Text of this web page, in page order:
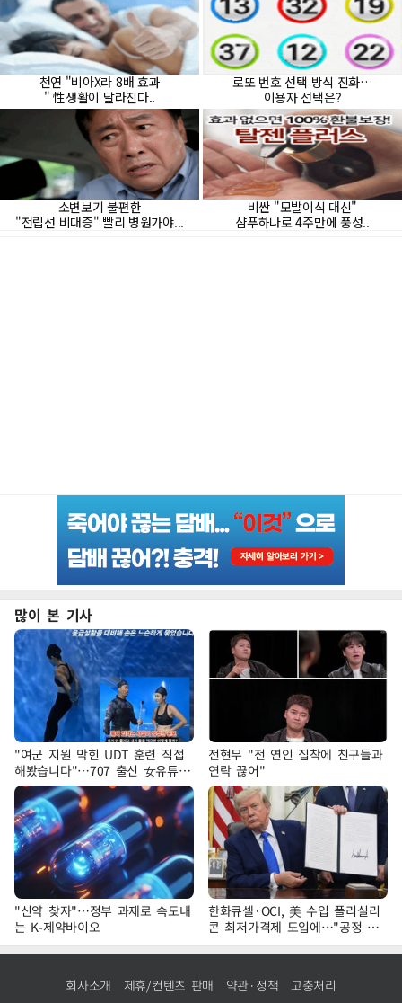
많이 본 기사
"여군 지원 막힌 UDT 훈련 직접
해봤습니다"…707 출신 女유튜버
'완벽 소화'
전현무 "전 연인 집착에 친구들과
연락 끊어"
"신약 찾자"…정부 과제로 속도내
는 K-제약바이오
한화큐셀·OCI, 美 수입 폴리실리
콘 최저가격제 도입에…"공정 경
쟁·수익성 개선 환영"
회사소개 제휴/컨텐츠 판매 약관·정책 고충처리